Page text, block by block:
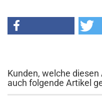
Kunden, welche
auch folgende Artikel